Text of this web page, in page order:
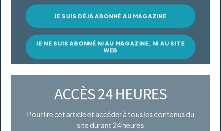
JE SUIS DÉJÀ ABONNÉ AU MAGAZINE
JE NE SUIS ABONNÉ NI AU MAGAZINE, NI AU SITE
WEB
ACCÈS 24 HEURES
Pour lire cet article et accéder à tous les contenus du
site durant 24 heures